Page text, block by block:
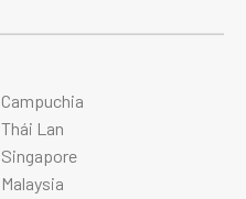
Campuchia
Thái Lan
Singapore
Malaysia